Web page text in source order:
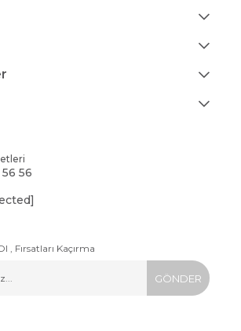
56
, Fırsatları Kaçırma
GÖNDER